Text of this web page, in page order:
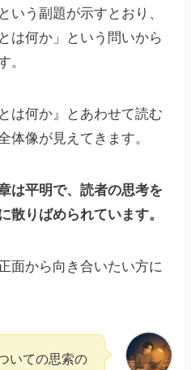
いう副題が示すとおり、
は何か」という問いから
。
は何か』とあわせて読む
体像が見えてきます。
は平明で、読者の思考を
散りばめられています。
面から向き合いたい方に
いての思索の